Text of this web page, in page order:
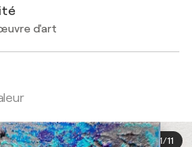
d'art
1/11